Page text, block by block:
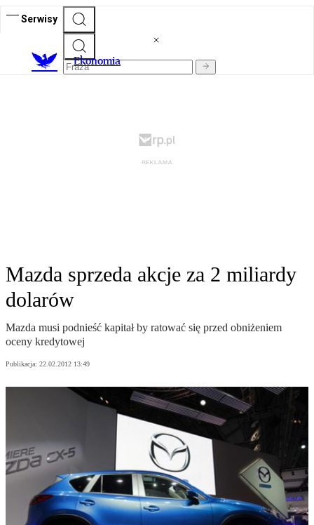
Serwisy
Ekonomia
Mazda sprzeda akcje za 2 miliardy
dolarów
Mazda musi podnieść kapitał by ratować się przed obniżeniem
oceny kredytowej
Publikacja: 22.02.2012 13:49